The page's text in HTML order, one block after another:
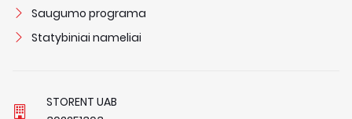
Saugumo programa
Statybiniai nameliai
STORENT UAB